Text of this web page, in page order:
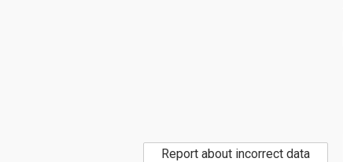
Report about incorrect data